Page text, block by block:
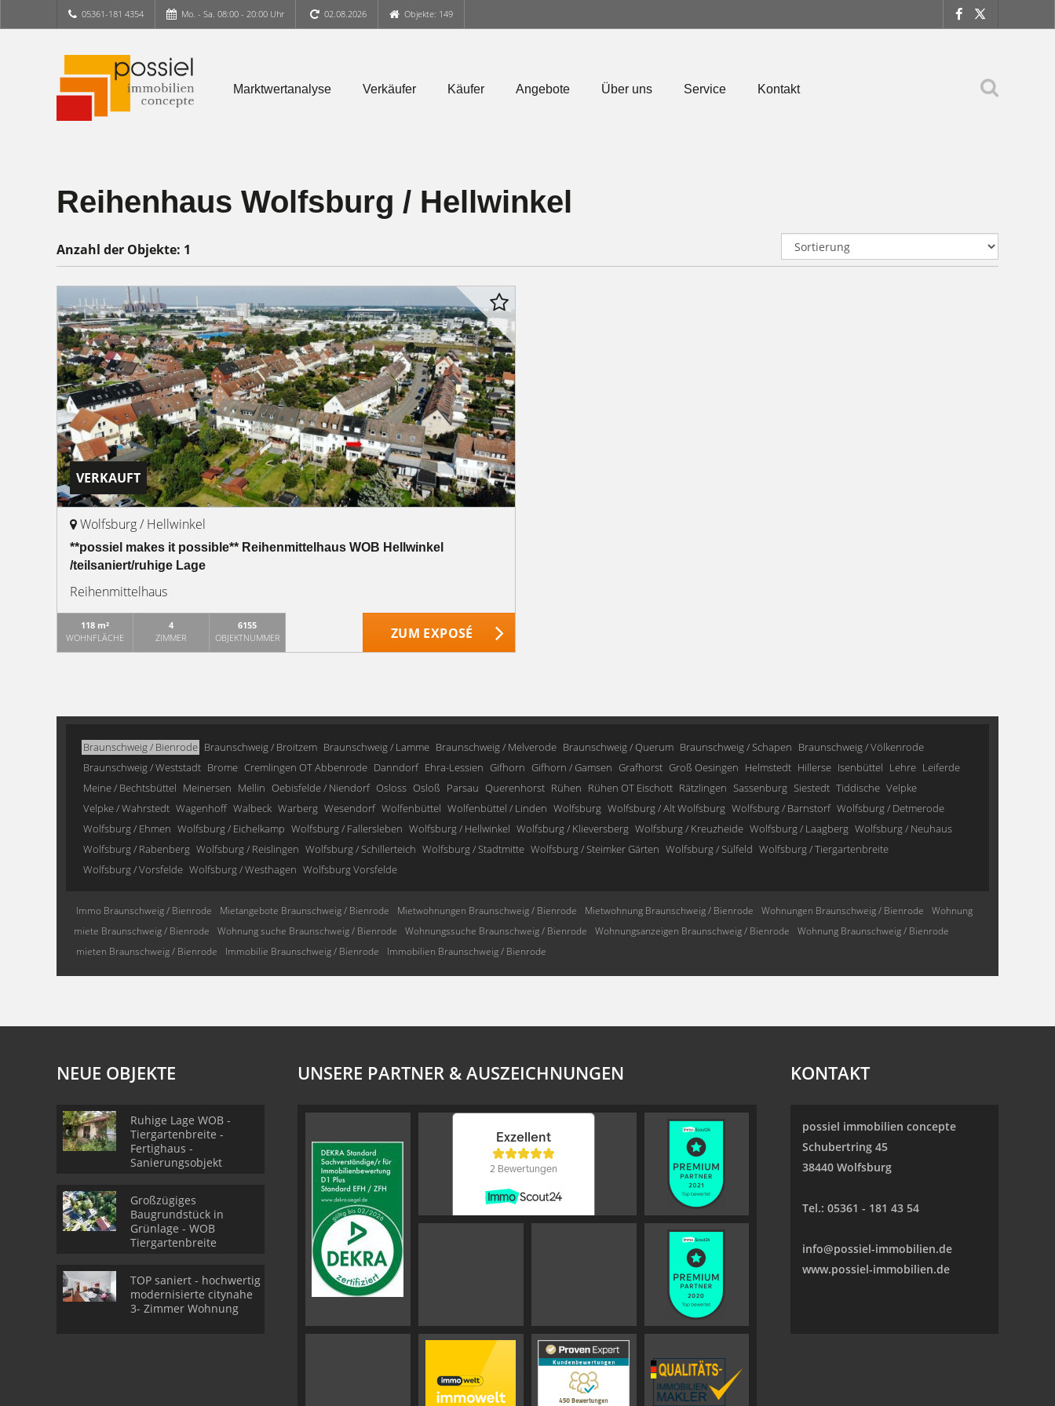
05361-181 4354 Mo. - Sa. 08:00 - 20:00 Uhr 02.08.2026 Objekte: 149
Marktwertanalyse Verkäufer Käufer Angebote Über uns Service Kontakt
Reihenhaus Wolfsburg / Hellwinkel
Anzahl der Objekte: 1
VERKAUFT
Wolfsburg / Hellwinkel
**possiel makes it possible** Reihenmittelhaus WOB Hellwinkel
/teilsaniert/ruhige Lage
Reihenmittelhaus
118 m²
WOHNFLÄCHE
4
ZIMMER
6155
OBJEKTNUMMER
ZUM EXPOSÉ
Braunschweig / Bienrode Braunschweig / Broitzem Braunschweig / Lamme Braunschweig / Melverode Braunschweig / Querum Braunschweig / Schapen Braunschweig / Völkenrode
Braunschweig / Weststadt Brome Cremlingen OT Abbenrode Danndorf Ehra-Lessien Gifhorn Gifhorn / Gamsen Grafhorst Groß Oesingen Helmstedt Hillerse Isenbüttel Lehre Leiferde
Meine / Bechtsbüttel Meinersen Mellin Oebisfelde / Niendorf Osloss Osloß Parsau Querenhorst Rühen Rühen OT Eischott Rätzlingen Sassenburg Siestedt Tiddische Velpke
Velpke / Wahrstedt Wagenhoff Walbeck Warberg Wesendorf Wolfenbüttel Wolfenbüttel / Linden Wolfsburg Wolfsburg / Alt Wolfsburg Wolfsburg / Barnstorf Wolfsburg / Detmerode
Wolfsburg / Ehmen Wolfsburg / Eichelkamp Wolfsburg / Fallersleben Wolfsburg / Hellwinkel Wolfsburg / Klieversberg Wolfsburg / Kreuzheide Wolfsburg / Laagberg Wolfsburg / Neuhaus
Wolfsburg / Rabenberg Wolfsburg / Reislingen Wolfsburg / Schillerteich Wolfsburg / Stadtmitte Wolfsburg / Steimker Gärten Wolfsburg / Sülfeld Wolfsburg / Tiergartenbreite
Wolfsburg / Vorsfelde Wolfsburg / Westhagen Wolfsburg Vorsfelde
Immo Braunschweig / Bienrode Mietangebote Braunschweig / Bienrode Mietwohnungen Braunschweig / Bienrode Mietwohnung Braunschweig / Bienrode Wohnungen Braunschweig / Bienrode
Wohnung
miete Braunschweig / Bienrode
Wohnung suche Braunschweig / Bienrode Wohnungssuche Braunschweig / Bienrode Wohnungsanzeigen Braunschweig / Bienrode
Wohnung Braunschweig / Bienrode
mieten Braunschweig / Bienrode
Immobilie Braunschweig / Bienrode Immobilien Braunschweig / Bienrode
NEUE OBJEKTE
Ruhige Lage WOB -
Tiergartenbreite -
Fertighaus -
Sanierungsobjekt
Großzügiges
Baugrundstück in
Grünlage - WOB
Tiergartenbreite
TOP saniert - hochwertig
modernisierte citynahe
3- Zimmer Wohnung
UNSERE PARTNER & AUSZEICHNUNGEN KONTAKT
possiel immobilien concepte
Schubertring 45
38440 Wolfsburg
Tel.: 05361 - 181 43 54
info@possiel-immobilien.de
www.possiel-immobilien.de